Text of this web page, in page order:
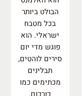
הבולט ביותר
בכל מטבח
ישראלי. הוא
פוגש מדי יום
סירים לוהטים,
תבלינים
מכתימים כמו
כורכום,